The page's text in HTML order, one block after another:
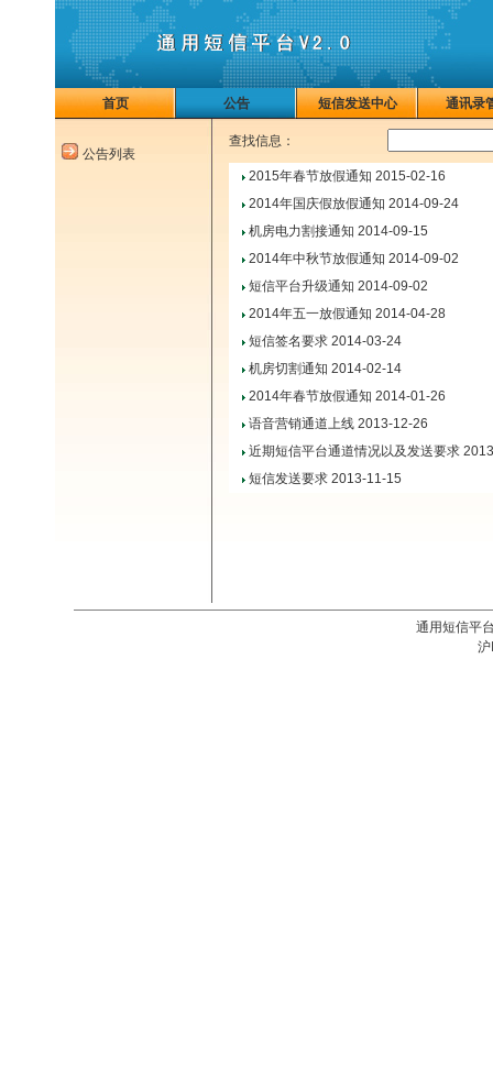
首页 公告 短信发送中心 通讯录
公告列表
查找信息：
2015年春节放假通知 2015-02-16
2014年国庆假放假通知 2014-09-24
机房电力割接通知 2014-09-15
2014年中秋节放假通知 2014-09-02
短信平台升级通知 2014-09-02
2014年五一放假通知 2014-04-28
短信签名要求2014-03-24
机房切割通知 2014-02-14
2014年春节放假通知 2014-01-26
语音营销通道上线2013-12-26
近期短信平台通道情况以及发送要求
短信发送要求2013-11-15
通用短信平